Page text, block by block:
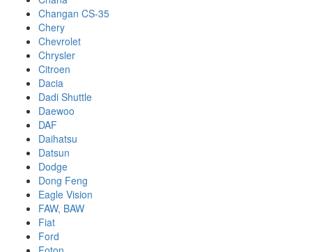
Changan CS-35
Chery
Chevrolet
Chrysler
Citroen
Dacia
Dadi Shuttle
Daewoo
DAF
Daihatsu
Datsun
Dodge
Dong Feng
Eagle Vision
FAW, BAW
Fiat
Ford